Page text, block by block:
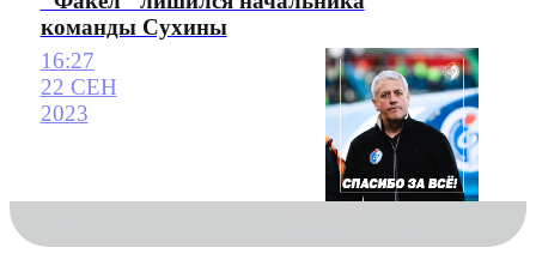
команды Сухины
16:27
22 СЕН
2023